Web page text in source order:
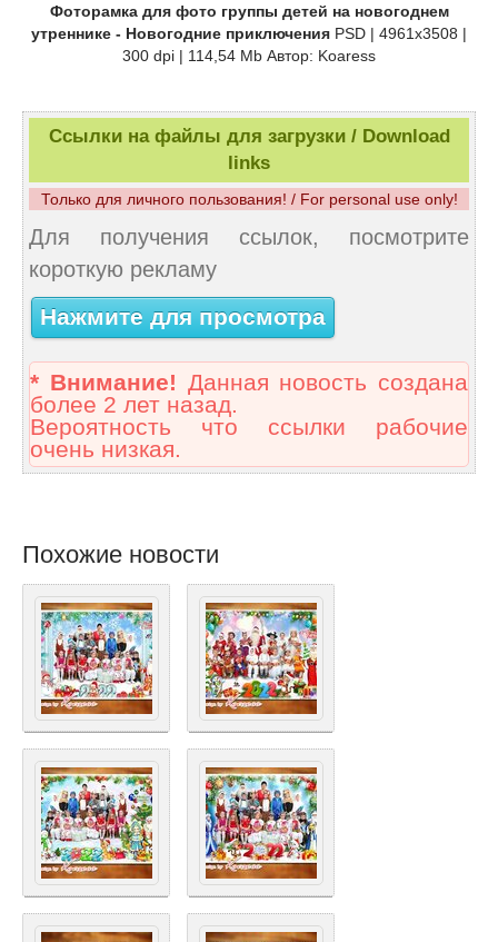
Фоторамка для фото группы детей на новогоднем
утреннике - Новогодние приключения PSD | 4961x3508 |
300 dpi | 114,54 Mb Автор: Koaress
Ссылки на файлы для загрузки / Download
links
Только для личного пользования! / For personal use only!
Для получения ссылок, посмотрите
короткую рекламу
Нажмите для просмотра
* Внимание! Данная новость создана
более 2 лет назад.
Вероятность что ссылки рабочие
очень низкая.
Похожие новости